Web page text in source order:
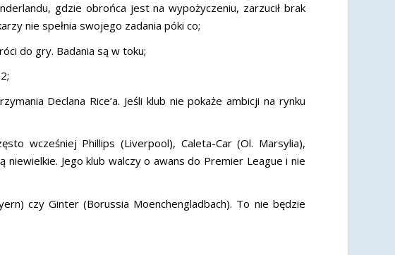
gdzie obrońca jest na wypożyczeniu, zarzucił brak
nie spełnia swojego zadania póki co;
do gry. Badania są w toku;
Declana Rice’a. Jeśli klub nie pokaże ambicji na rynku
wcześniej Phillips (Liverpool), Caleta-Car (Ol. Marsylia),
niewielkie. Jego klub walczy o awans do Premier League i nie
czy Ginter (Borussia Moenchengladbach). To nie będzie